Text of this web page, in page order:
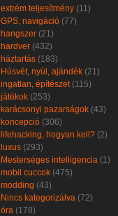
extrém teljesítmény (11)
GPS, navigáció (77)
hangszer (21)
hardver (432)
háztartás (183)
Húsvét, nyúl, ajándék (21)
ingatlan, építészet(115)
játékok (253)
karácsonyi pazarságok (43)
koncepció (306)
lifehacking, hogyan kell? (2)
luxus (293)
Mesterséges intelligencia (1)
mobil cuccok (475)
modding (43)
Nincs kategorizálva (72)
óra (178)